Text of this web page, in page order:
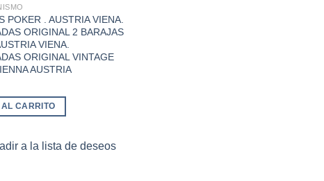
POKER . AUSTRIA VIENA.
ORIGINAL 2 BARAJAS
VIENA.
ORIGINAL VINTAGE
AUSTRIA
CARRITO
a la lista de deseos